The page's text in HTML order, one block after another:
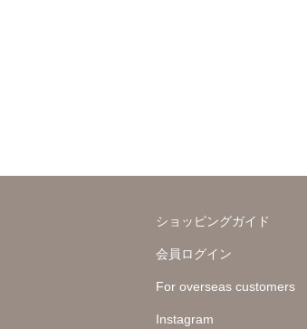
ショッピングガイド
会員ログイン
For overseas customers
Instagram